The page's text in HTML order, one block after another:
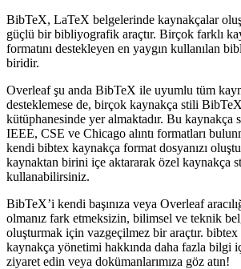
BibTeX, LaTeX belgelerinde kaynakçalar
güçlü bir bibliyografik araçtır. Birçok farklı
formatını destekleyen en yaygın kullanılan
biridir.
Overleaf şu anda BibTeX ile uyumlu tüm
desteklemese de, birçok kaynakça stili
kütüphanesinde yer almaktadır. Bu kaynakça
IEEE, CSE ve Chicago alıntı formatları
kendi bibtex kaynakça format dosyanızı
kaynaktan birini içe aktararak özel kaynakça
kullanabilirsiniz.
BibTeX’i kendi başınıza veya Overleaf
olmanız fark etmeksizin, bilimsel ve teknik
oluşturmak için vazgeçilmez bir araçtır.
kaynakça yönetimi hakkında daha fazla bilgi
ziyaret edin veya dokümanlarımıza göz atın!